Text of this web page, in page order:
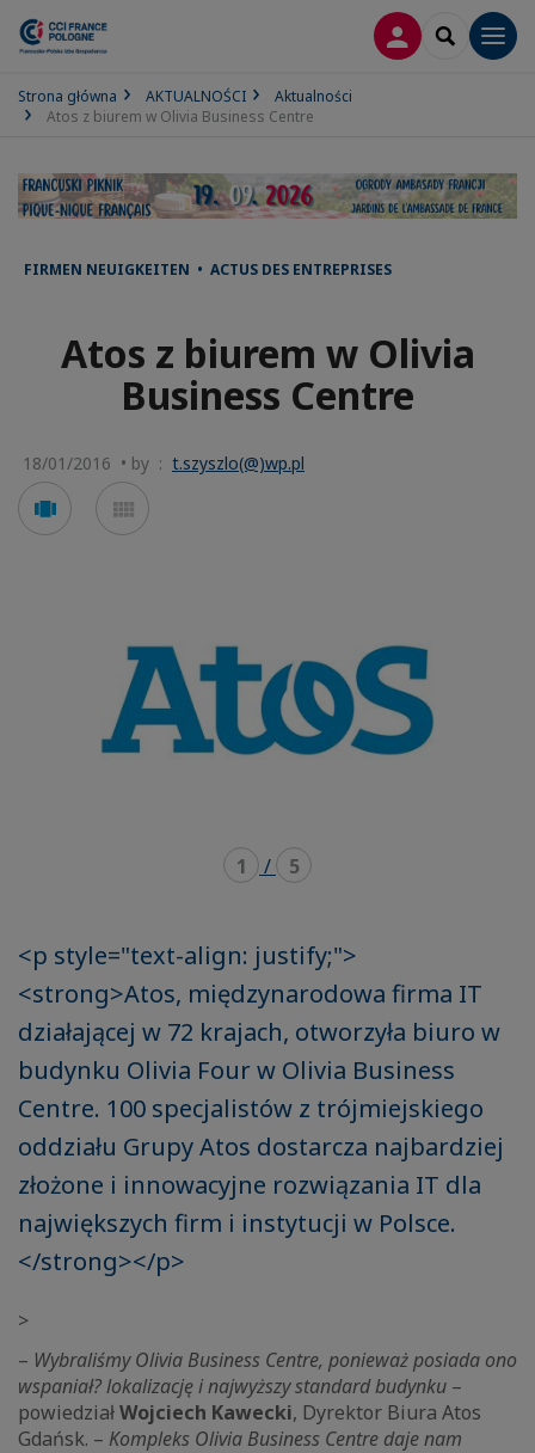
LOGOWANIE
SEARCH
Strona główna AKTUALNOŚCI
Aktualności
Atos z biurem w Olivia Business Centre
FIRMEN NEUIGKEITEN • ACTUS DES ENTREPRISES
Atos z biurem w Olivia
Business Centre
18/01/2016 • by : t.szyszlo(@)wp.pl
Voir
en
en
1 / 5
<p style="text-align: justify;">
<strong>Atos, międzynarodowa firma IT
działającej w 72 krajach, otworzyła biuro w
budynku Olivia Four w Olivia Business
Centre. 100 specjalistów z trójmiejskiego
oddziału Grupy Atos dostarcza najbardziej
złożone i innowacyjne rozwiązania IT dla
największych firm i instytucji w Polsce.
</strong></p>
>
– Wybraliśmy Olivia Business Centre, ponieważ posiada ono
wspaniał? lokalizację i najwyższy standard budynku –
powiedziałWojciech Kawecki, Dyrektor Biura Atos
Gdańsk. – Kompleks Olivia Business Centre daje nam